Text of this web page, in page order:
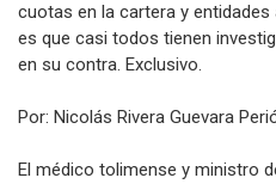
cuotas en la cartera y
es que casi todos tienen
en su contra. Exclusivo.
Por: Nicolás Rivera Guevara
El médico tolimense y ministro